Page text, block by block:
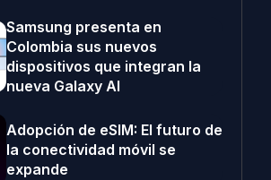
Samsung presenta en
Colombia sus nuevos
dispositivos que integran la
nueva Galaxy AI
Adopción de eSIM: El futuro de
la conectividad móvil se
expande